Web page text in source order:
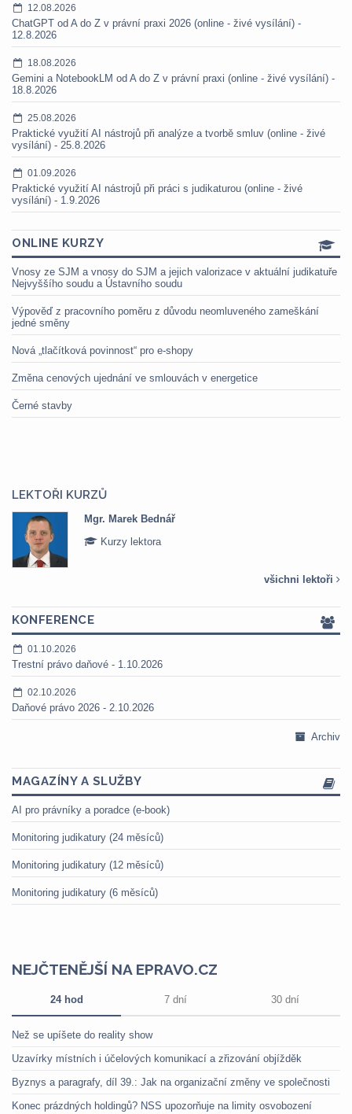
12.08.2026
ChatGPT od A do Z v právní praxi 2026 (online - živé vysílání) -
12.8.2026
18.08.2026
Gemini a NotebookLM od A do Z v právní praxi (online - živé vysílání) -
18.8.2026
25.08.2026
Praktické využití AI nástrojů při analýze a tvorbě smluv (online - živé
vysílání) - 25.8.2026
01.09.2026
Praktické využití AI nástrojů při práci s judikaturou (online - živé
vysílání) - 1.9.2026
ONLINE KURZY
Vnosy ze SJM a vnosy do SJM a jejich valorizace v aktuální judikatuře
Nejvyššího soudu a Ústavního soudu
Výpověď z pracovního poměru z důvodu neomluveného zameškání
jedné směny
Nová „tlačítková povinnost“ pro e-shopy
Změna cenových ujednání ve smlouvách v energetice
Černé stavby
LEKTOŘI KURZŮ
všichni lektoři
KONFERENCE
01.10.2026
Trestní právo daňové - 1.10.2026
02.10.2026
Daňové právo 2026 - 2.10.2026
Archiv
MAGAZÍNY A SLUŽBY
AI pro právníky a poradce (e-book)
Monitoring judikatury (24 měsíců)
Monitoring judikatury (12 měsíců)
Monitoring judikatury (6 měsíců)
NEJČTENĚJŠÍ NA EPRAVO.CZ
24 hod 7 dní 30 dní
Než se upíšete do reality show
Uzavírky místních i účelových komunikací a zřizování objížděk
Byznys a paragrafy, díl 39.: Jak na organizační změny ve společnosti
Konec prázdných holdingů? NSS upozorňuje na limity osvobození